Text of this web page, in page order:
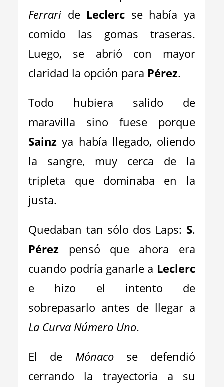
Ferrari de Leclerc se había ya
comido las gomas traseras.
Luego, se abrió con mayor
claridad la opción para Pérez.
Todo hubiera salido de
maravilla sino fuese porque
Sainzya había llegado, oliendo
la sangre, muy cerca de la
tripleta que dominaba en la
justa.
Quedaban tan sólo dos Laps: S.
Pérez pensó que ahora era
cuando podría ganarle a Leclerc
e hizo el intento de
sobrepasarlo antes de llegar a
La Curva Número Uno.
El de Mónacose defendió
cerrando la trayectoria a su